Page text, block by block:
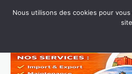
Nous utilisons des cookies pour